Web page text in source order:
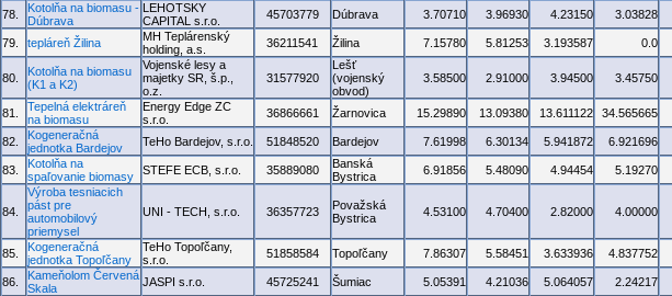
78.
Kotolňa na biomasu -
Dúbrava
LEHOTSKY
CAPITAL s.r.o.
45703779 Dúbrava 3.70710 3.96930 4.23150 3.03828
79. tepláreň Žilina
MH Teplárenský
holding, a.s.
36211541 Žilina 7.15780 5.81253 3.193587 0.0
80.
Kotolňa na biomasu
(K1 a K2)
Vojenské lesy a
majetky SR, š.p.,
o.z.
31577920
Lešť
(vojenský
obvod)
3.58500 2.91000 3.94500 3.45750
81.
Tepelná elektráreň
na biomasu
Energy Edge ZC
s.r.o.
36866661 Žarnovica 15.29890 13.09380 13.611122 34.565665
82.
Kogeneračná
jednotka Bardejov
TeHo Bardejov, s.r.o. 51848520 Bardejov 7.61998 6.30134 5.941872 6.921696
83.
Kotolňa na
spaľovanie biomasy
STEFE ECB, s.r.o. 35889080
Banská
Bystrica
6.91856 5.48090 4.94454 5.19270
84.
Výroba tesniacich
pást pre
automobilový
priemysel
UNI - TECH, s.r.o. 36357723
Považská
Bystrica
4.53100 4.70400 2.82000 4.00000
85.
Kogeneračná
jednotka Topoľčany
TeHo Topoľčany,
s.r.o.
51858584 Topoľčany 7.86307 5.58451 3.633936 4.837752
86.
Kameňolom Červená
Skala
JASPI s.r.o. 45725241 Šumiac 5.05391 4.21036 5.064057 2.24217